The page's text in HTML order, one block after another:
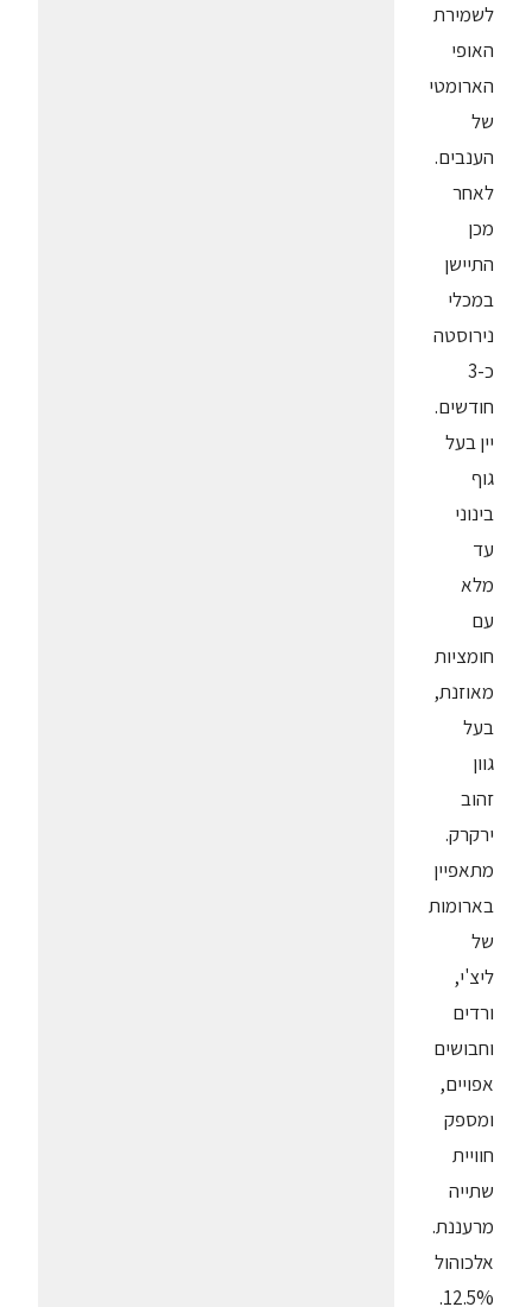
לשמירת
האופי
הארומטי
של
הענבים.
לאחר
מכן
התיישן
במכלי
נירוסטה
כ-3
חודשים.
יין בעל
גוף
בינוני
עד
מלא
עם
חומציות
מאוזנת,
בעל
גוון
זהוב
ירקרק.
מתאפיין
בארומות
של
ליצ'י,
ורדים
וחבושים
אפויים,
ומספק
חוויית
שתייה
מרעננת.
אלכוהול
12.5%.